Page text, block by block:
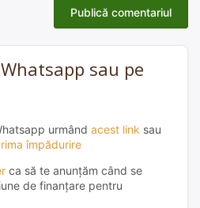
sau pe
urmând acest link sau
împădurire
ca să te anunțăm când se
de finanțare pentru